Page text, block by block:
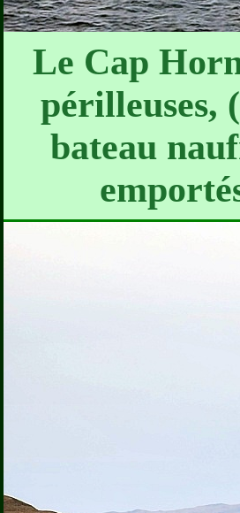
Le Cap
périlleuses,
bateau